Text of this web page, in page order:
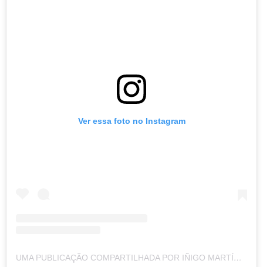
Ver essa foto no Instagram
UMA PUBLICAÇÃO COMPARTILHADA POR IÑIGO MARTÍNEZ (@INIGOMARTINEZ)